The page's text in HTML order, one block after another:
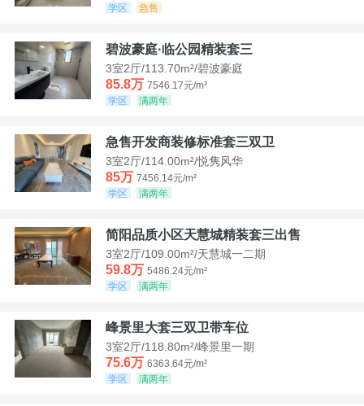
学区
急售
碧波豪庭·临公园精装套三
3室2厅/113.70m²/碧波豪庭
85.8万 7546.17元/m²
学区
满两年
急售开发商装修标准套三双卫
3室2厅/114.00m²/悦隽风华
85万 7456.14元/m²
学区
满两年
简阳品质小区天慧城精装套三出售
3室2厅/109.00m²/天慧城一二期
59.8万 5486.24元/m²
学区
满两年
峰景里大套三双卫带车位
3室2厅/118.80m²/峰景里一期
75.6万 6363.64元/m²
学区
满两年